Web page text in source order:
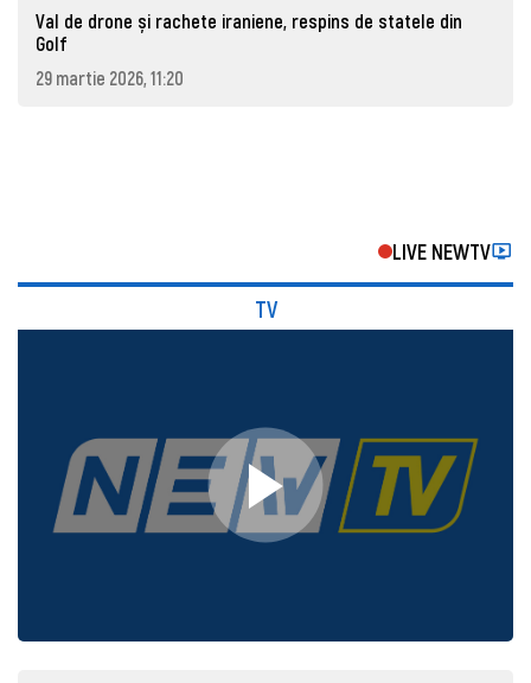
Val de drone și rachete iraniene, respins de statele din
Golf
29 martie 2026, 11:20
LIVE NEWTV
TV